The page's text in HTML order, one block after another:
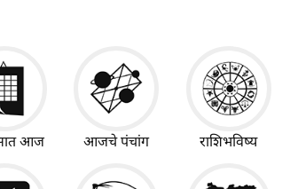
आज आजचे पंचांग राशिभविष्य